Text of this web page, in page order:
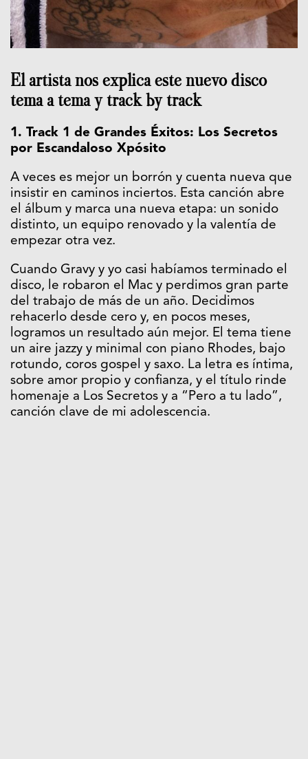
El artista nos explica este nuevo disco
tema a tema y track by track
1. Track 1 de Grandes Éxitos: Los Secretos
por Escandaloso Xpósito
A veces es mejor un borrón y cuenta nueva que
insistir en caminos inciertos. Esta canción abre
el álbum y marca una nueva etapa: un sonido
distinto, un equipo renovado y la valentía de
empezar otra vez.
Cuando Gravy y yo casi habíamos terminado el
disco, le robaron el Mac y perdimos gran parte
del trabajo de más de un año. Decidimos
rehacerlo desde cero y, en pocos meses,
logramos un resultado aún mejor. El tema tiene
un aire jazzy y minimal con piano Rhodes, bajo
rotundo, coros gospel y saxo. La letra es íntima,
sobre amor propio y confianza, y el título rinde
homenaje a Los Secretos y a “Pero a tu lado”,
canción clave de mi adolescencia.